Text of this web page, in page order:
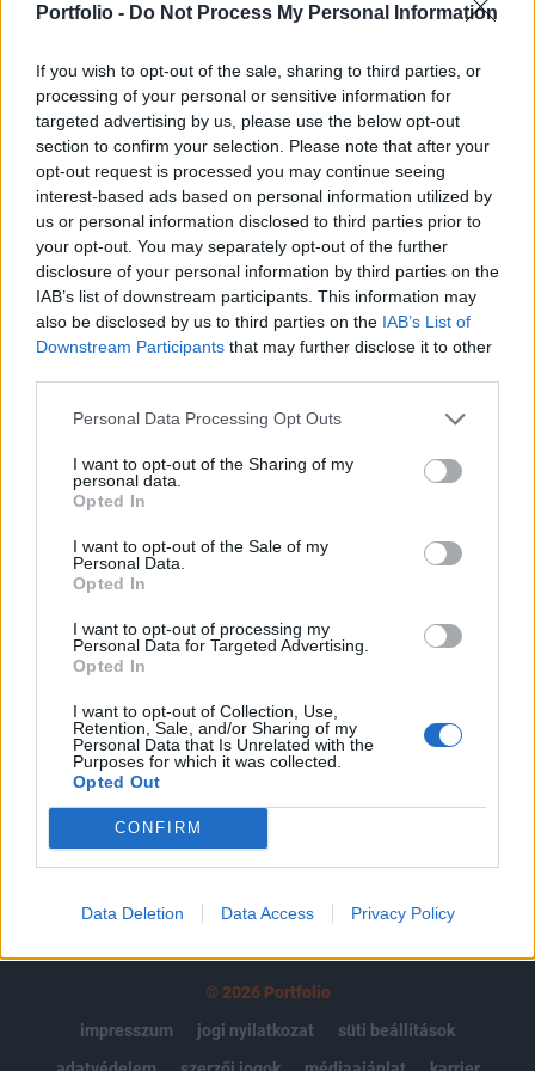
Portfolio - Do Not Process My Personal Information
If you wish to opt-out of the sale, sharing to third parties, or
processing of your personal or sensitive information for
targeted advertising by us, please use the below opt-out
section to confirm your selection. Please note that after your
opt-out request is processed you may continue seeing
interest-based ads based on personal information utilized by
us or personal information disclosed to third parties prior to
your opt-out. You may separately opt-out of the further
disclosure of your personal information by third parties on the
IAB’s list of downstream participants. This information may
also be disclosed by us to third parties on the IAB’s List of
Downstream Participants that may further disclose it to other
Personal Data Processing Opt Outs
I want to opt-out of the Sharing of my
personal data.
Opted In
I want to opt-out of the Sale of my
Personal Data.
Opted In
I want to opt-out of processing my
Personal Data for Targeted Advertising.
Opted In
I want to opt-out of Collection, Use,
Retention, Sale, and/or Sharing of my
Personal Data that Is Unrelated with the
Purposes for which it was collected.
Opted Out
CONFIRM
Data Deletion Data Access Privacy Policy
Összeütközött és kigyulladt két hatalmas
közelében, amely kulcsfontosságú olajszállítási
útvonal.
Energy Investment Forum 2026Az energiaszektor
csúcsvezetői egy helyen: stratégiai válaszok
versenyképességről, beruházásokról, szabályozásról és az
energetikai jövőjéről.Információ és jelentkezésAz egyik
érintett hajó a Front Eagle, amely egy 335 méter hosszú
szuperolajszállító hajó, a másik pedig egy kisebb, Adalynn
nevezetű hajó. A közlemény szerint az eset „navigációs...
KEDVES OLVASÓNK!
A keresett cikk a portfolio.hu hírarchívumához
tartozik, melynek olvasása előfizetéses
Az előfizetés a következőket tartalmazza:
Portfolio.hu teljes cikkarchívum
Kötéslisták: BÉT elmúlt 2 év napon belüli
kötéslistái
Előfizetés
MÁR ELŐFIZETŐNK VAGY?BEJELENTKEZÉS
© 2026 Portfolio
impresszum
jogi nyilatkozat
süti beállítások